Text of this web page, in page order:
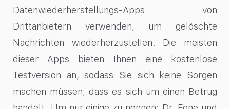
Datenwiederherstellungs-Apps von
Drittanbietern verwenden, um gelöschte
Nachrichten wiederherzustellen. Die meisten
dieser Apps bieten Ihnen eine kostenlose
Testversion an, sodass Sie sich keine Sorgen
machen müssen, dass es sich um einen Betrug